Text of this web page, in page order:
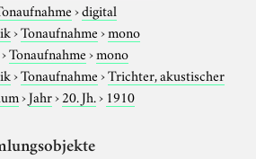
›digital
›Tonaufnahme›mono
Tonaufnahme›mono
›Tonaufnahme›Trichter, akustischer
›Jahr›20. Jh.› 1910